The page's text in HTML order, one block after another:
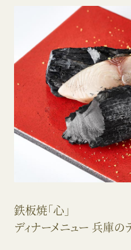
鉄板焼「心」
ディナーメニュー 兵庫の